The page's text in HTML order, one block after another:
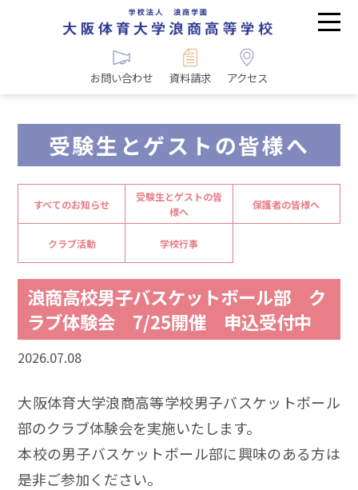
お問い合わせ 資料請求 アクセス
受験生とゲストの皆様へ
すべてのお知らせ
受験生とゲストの皆
様へ
保護者の皆様へ
クラブ活動 学校行事
浪商高校男子バスケットボール部 ク
ラブ体験会 7/25開催 申込受付中
2026.07.08
大阪体育大学浪商高等学校男子バスケットボール
部のクラブ体験会を実施いたします。
本校の男子バスケットボール部に興味のある方は
是非ご参加ください。